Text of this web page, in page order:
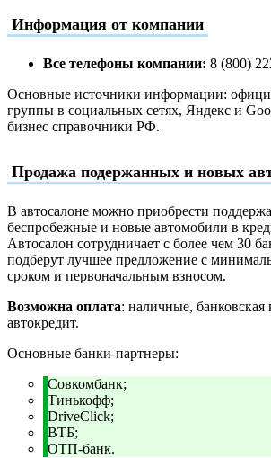
Информация от компании
Все телефоны компании: 8 (800)
Основные источники информации:
группы в социальных сетях, Яндекс и
бизнес справочники РФ.
Продажа подержанных и новых
В автосалоне можно приобрести
беспробежные и новые автомобили в
Автосалон сотрудничает с более чем 30
подберут лучшее предложение с
сроком и первоначальным взносом.
Возможна оплата: наличные, банковская
автокредит.
Основные банки-партнеры:
Совкомбанк;
Тинькофф;
DriveClick;
ВТБ;
ОТП-банк.